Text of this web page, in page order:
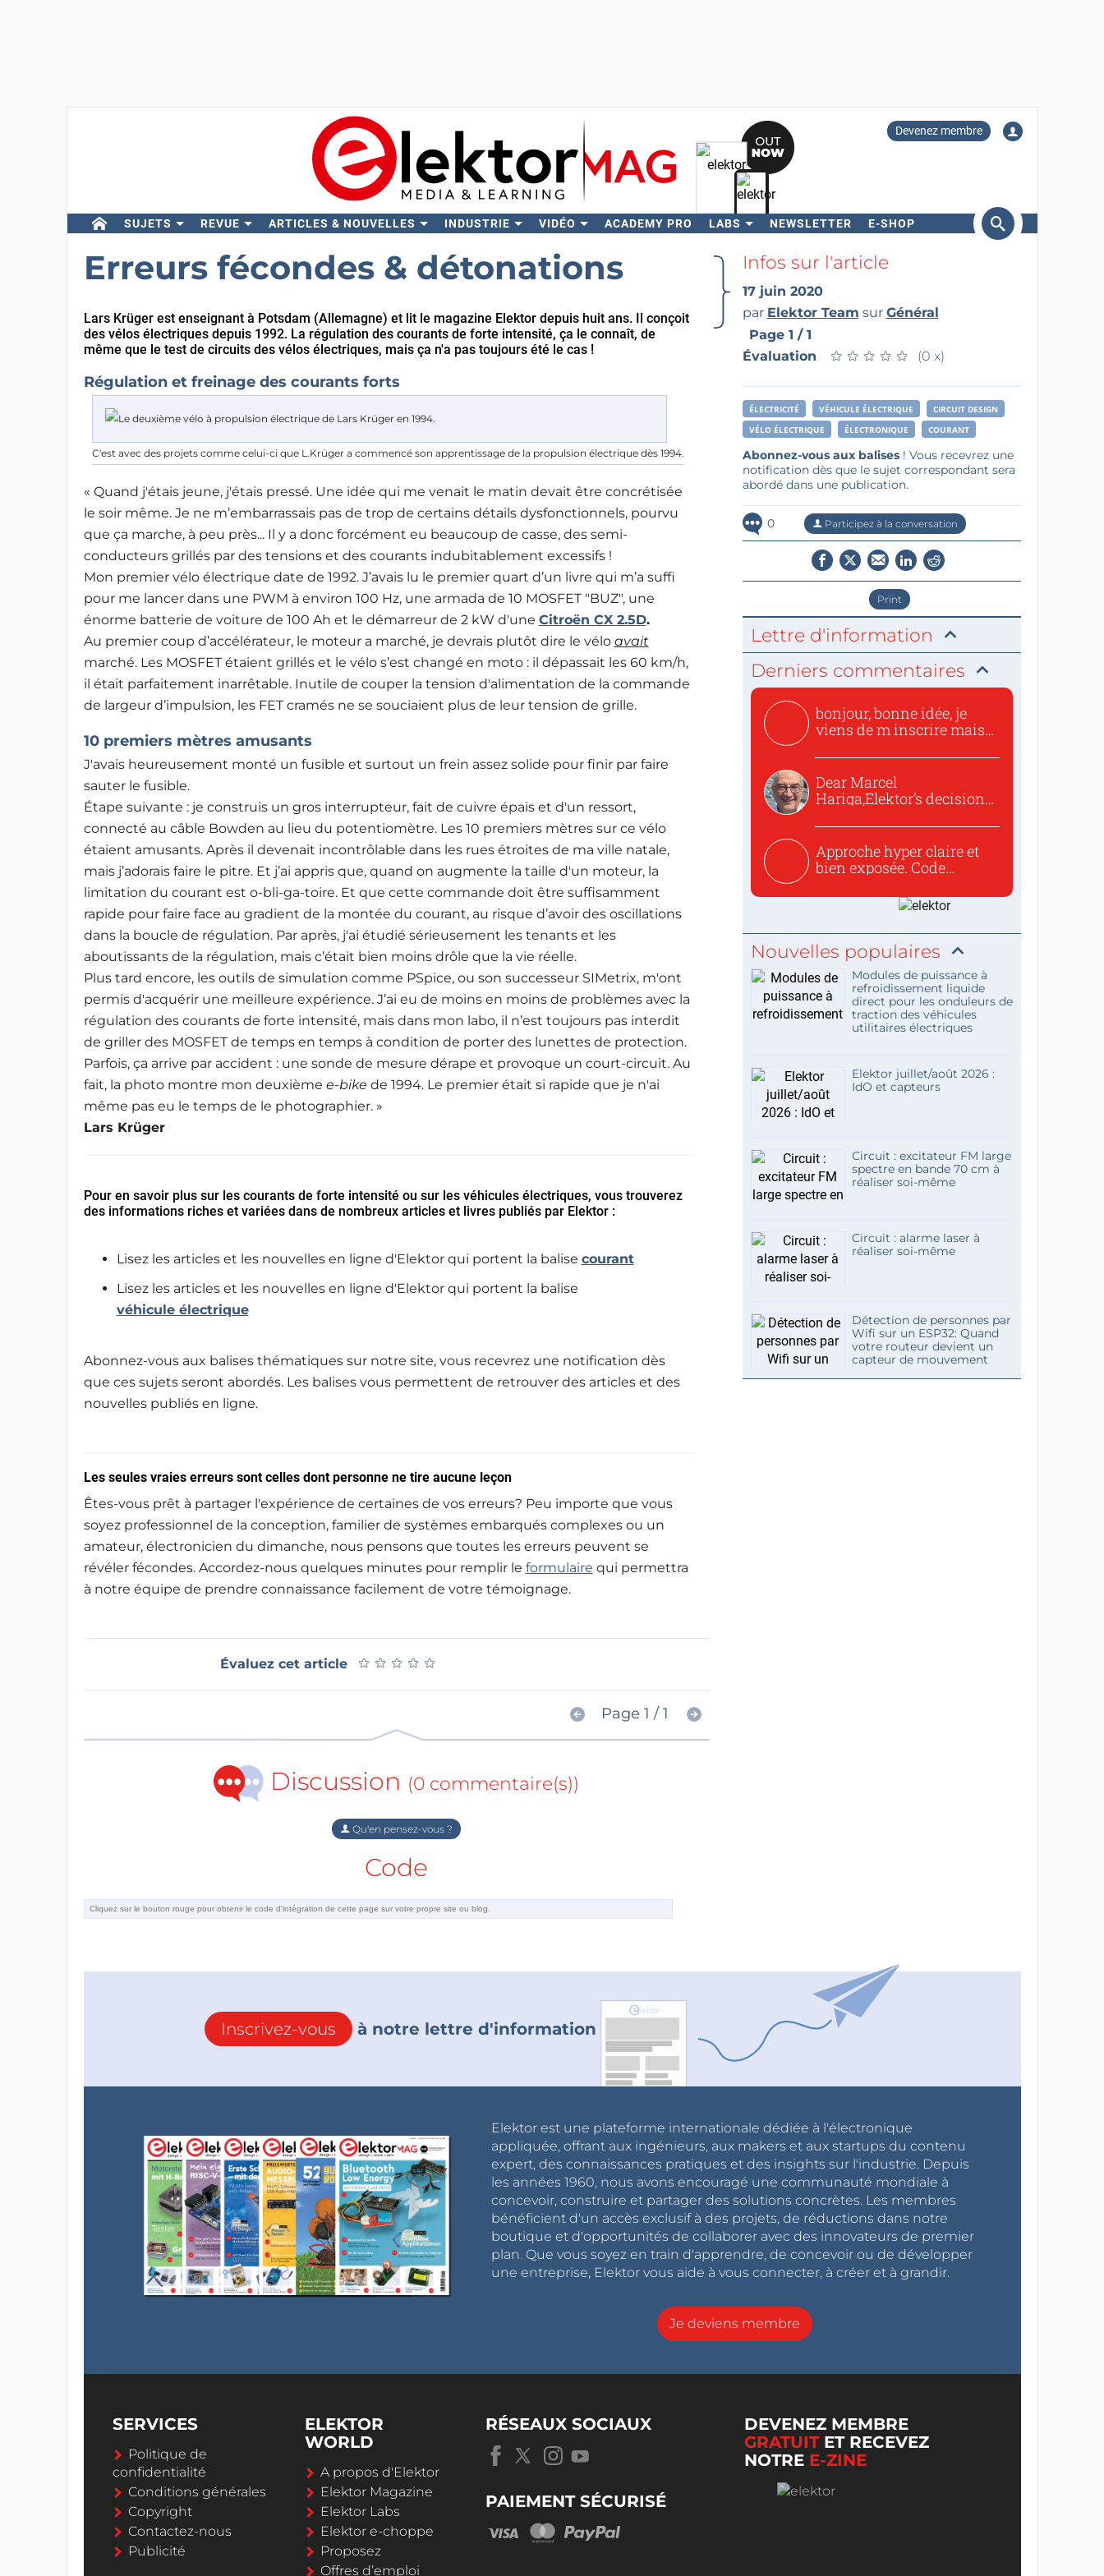
Devenez membre
SUJETS REVUE ARTICLES & NOUVELLES INDUSTRIE VIDÉO ACADEMY PRO LABS NEWSLETTER E-SHOP
Rechercher
Erreurs fécondes & détonations
Lars Krüger est enseignant à Potsdam (Allemagne) et lit le magazine Elektor depuis huit ans. Il conçoit
des vélos électriques depuis 1992. La régulation des courants de forte intensité, ça le connaît, de
même que le test de circuits des vélos électriques, mais ça n'a pas toujours été le cas !
Régulation et freinage des courants forts
C'est avec des projets comme celui-ci que L.Krüger a commencé son apprentissage de la propulsion électrique dès 1994.
« Quand j'étais jeune, j'étais pressé. Une idée qui me venait le matin devait être concrétisée
le soir même. Je ne m’embarrassais pas de trop de certains détails dysfonctionnels, pourvu
que ça marche, à peu près... Il y a donc forcément eu beaucoup de casse, des semi-
conducteurs grillés par des tensions et des courants indubitablement excessifs !
Mon premier vélo électrique date de 1992. J’avais lu le premier quart d’un livre qui m’a suffi
pour me lancer dans une PWM à environ 100 Hz, une armada de 10 MOSFET "BUZ", une
énorme batterie de voiture de 100 Ah et le démarreur de 2 kW d'une Citroën CX 2.5D.
Au premier coup d’accélérateur, le moteur a marché, je devrais plutôt dire le vélo avait
marché. Les MOSFET étaient grillés et le vélo s’est changé en moto : il dépassait les 60 km/h,
il était parfaitement inarrêtable. Inutile de couper la tension d'alimentation de la commande
de largeur d’impulsion, les FET cramés ne se souciaient plus de leur tension de grille.
10 premiers mètres amusants
J'avais heureusement monté un fusible et surtout un frein assez solide pour finir par faire
sauter le fusible.
Étape suivante : je construis un gros interrupteur, fait de cuivre épais et d'un ressort,
connecté au câble Bowden au lieu du potentiomètre. Les 10 premiers mètres sur ce vélo
étaient amusants. Après il devenait incontrôlable dans les rues étroites de ma ville natale,
mais j’adorais faire le pitre. Et j’ai appris que, quand on augmente la taille d'un moteur, la
limitation du courant est o-bli-ga-toire. Et que cette commande doit être suffisamment
rapide pour faire face au gradient de la montée du courant, au risque d’avoir des oscillations
dans la boucle de régulation. Par après, j'ai étudié sérieusement les tenants et les
aboutissants de la régulation, mais c’était bien moins drôle que la vie réelle.
Plus tard encore, les outils de simulation comme PSpice, ou son successeur SIMetrix, m'ont
permis d'acquérir une meilleure expérience. J’ai eu de moins en moins de problèmes avec la
régulation des courants de forte intensité, mais dans mon labo, il n’est toujours pas interdit
de griller des MOSFET de temps en temps à condition de porter des lunettes de protection.
Parfois, ça arrive par accident : une sonde de mesure dérape et provoque un court-circuit. Au
fait, la photo montre mon deuxième e-bike de 1994. Le premier était si rapide que je n'ai
même pas eu le temps de le photographier. »
Lars Krüger
Pour en savoir plus sur les courants de forte intensité ou sur les véhicules électriques, vous trouverez
des informations riches et variées dans de nombreux articles et livres publiés par Elektor :
Lisez les articles et les nouvelles en ligne d'Elektor qui portent la balise courant
Lisez les articles et les nouvelles en ligne d'Elektor qui portent la balise
véhicule électrique
Abonnez-vous aux balises thématiques sur notre site, vous recevrez une notification dès
que ces sujets seront abordés. Les balises vous permettent de retrouver des articles et des
nouvelles publiés en ligne.
Les seules vraies erreurs sont celles dont personne ne tire aucune leçon
Êtes-vous prêt à partager l'expérience de certaines de vos erreurs? Peu importe que vous
soyez professionnel de la conception, familier de systèmes embarqués complexes ou un
amateur, électronicien du dimanche, nous pensons que toutes les erreurs peuvent se
révéler fécondes. Accordez-nous quelques minutes pour remplir le formulaire qui permettra
à notre équipe de prendre connaissance facilement de votre témoignage.
Évaluez cet article ★ ★ ★ ★ ★
★ ★ ★ ★ ★
Page 1 / 1
Discussion (0 commentaire(s))
Qu'en pensez-vous ?
Code
Infos sur l'article
17 juin 2020
par Elektor Team sur Général
Page 1 / 1
Évaluation
★ ★ ★ ★ ★
★ ★ ★ ★ ★ (0 x)
ÉLECTRICITÉ VÉHICULE ÉLECTRIQUE
CIRCUIT DESIGN
VÉLO ÉLECTRIQUE
ÉLECTRONIQUE COURANT
Abonnez-vous aux balises! Vous recevrez une
notification dès que le sujet correspondant sera
abordé dans une publication.
0 Participez à la conversation
Print
Lettre d'information
Derniers commentaires
bonjour, bonne idée, je
viens de m inscrire mais
Dear Marcel
Hariga,Elektor’s decision
Approche hyper claire et
bien exposée. Code
Nouvelles populaires
Modules de puissance à
refroidissement liquide
direct pour les onduleurs de
traction des véhicules
utilitaires électriques
Elektor juillet/août 2026 :
IdO et capteurs
Circuit : excitateur FM large
spectre en bande 70 cm à
réaliser soi-même
Circuit : alarme laser à
réaliser soi-même
Détection de personnes par
Wifi sur un ESP32: Quand
votre routeur devient un
capteur de mouvement
Inscrivez-vous à notre lettre d'information
Elektor est une plateforme internationale dédiée à l'électronique
appliquée, offrant aux ingénieurs, aux makers et aux startups du contenu
expert, des connaissances pratiques et des insights sur l'industrie. Depuis
les années 1960, nous avons encouragé une communauté mondiale à
concevoir, construire et partager des solutions concrètes. Les membres
bénéficient d'un accès exclusif à des projets, de réductions dans notre
boutique et d'opportunités de collaborer avec des innovateurs de premier
plan. Que vous soyez en train d'apprendre, de concevoir ou de développer
une entreprise, Elektor vous aide à vous connecter, à créer et à grandir.
Je deviens membre
SERVICES
Politique de
confidentialité
Conditions générales
Copyright
Contactez-nous
Publicité
ELEKTOR
WORLD
A propos d'Elektor
Elektor Magazine
Elektor Labs
Elektor e-choppe
Proposez
Offres d’emploi
RÉSEAUX SOCIAUX
PAIEMENT SÉCURISÉ
DEVENEZ MEMBRE
GRATUITET RECEVEZ
NOTRE E-ZINE